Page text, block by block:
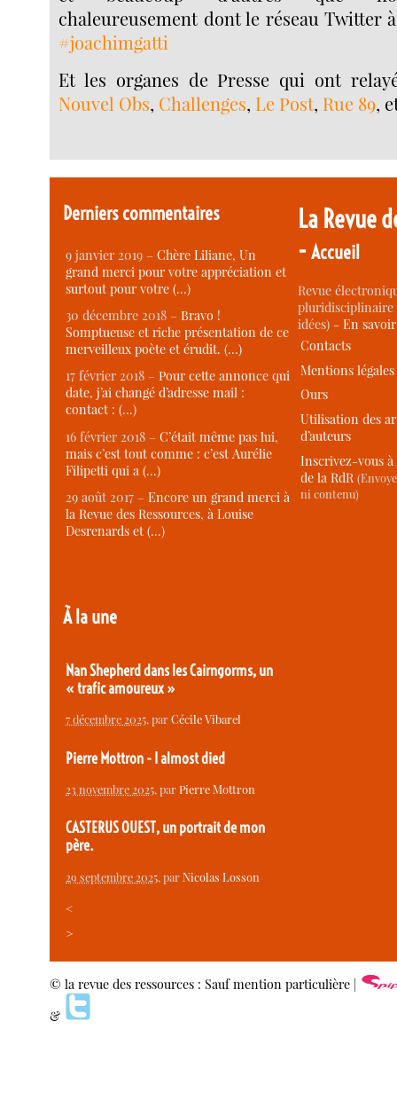
chaleureusement dont le réseau Twitter
#joachimgatti
Et les organes de Presse qui ont
Nouvel Obs, Challenges, Le Post, Rue 89,
Derniers commentaires
9 janvier 2019 –Chère Liliane, Un
grand merci pour votre appréciation et
surtout pour votre (…)
30 décembre 2018 –Bravo !
Somptueuse et riche présentation de ce
merveilleux poète et érudit. (…)
17 février 2018 –Pour cette annonce qui
date, j’ai changé d’adresse mail :
contact : (…)
16 février 2018 –C’était même pas lui,
mais c’est tout comme : c’est Aurélie
Filipetti qui a (…)
29 août 2017 –Encore un grand merci à
la Revue des Ressources, à Louise
Desrenards et (…)
À la une
Nan Shepherd dans les Cairngorms, un
« trafic amoureux »
7 décembre 2025, parCécile Vibarel
Pierre Mottron - I almost died
23 novembre 2025, parPierre Mottron
CASTERUS OUEST, un portrait de mon
père.
29 septembre 2025, parNicolas Losson
<
>
La Revue
-Accueil
Revue
idées) -En
Contacts
Mentions légales
Ours
Utilisation des
d’auteurs
Inscrivez-vous
de la RdR
ni contenu)
© la revue des ressources : Sauf mention particulière |
&